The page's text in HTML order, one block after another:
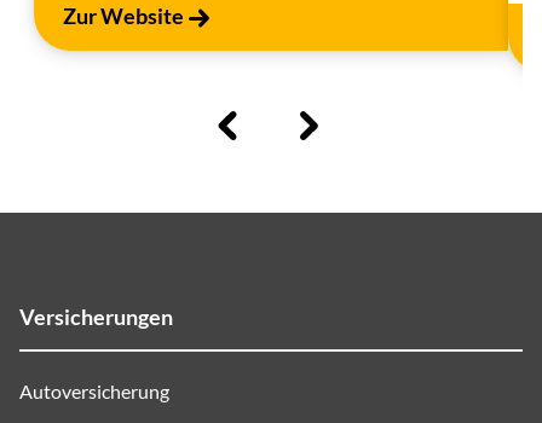
Zur Website
Versicherungen
Autoversicherung